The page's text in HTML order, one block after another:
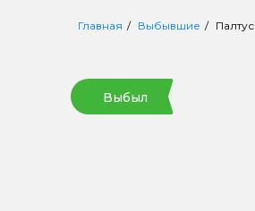
Главная Выбывшие Палтус
Выбыл